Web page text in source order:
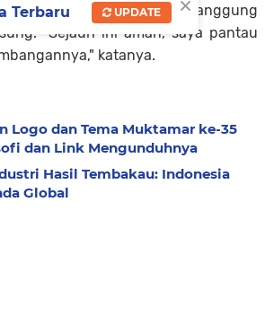
acara dan selama panggung
"Sejauh ini aman, saya pantau
katanya.
Logo dan Tema Muktamar ke-35
dan Link Mengunduhnya
Hasil Tembakau: Indonesia
Global
Terbaru UPDATE